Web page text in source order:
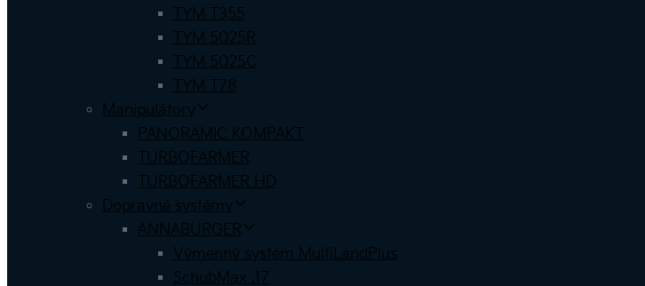
TYM T355
TYM 5025R
TYM 5025C
TYM T78
Manipulátory
PANORAMIC KOMPAKT
TURBOFARMER
TURBOFARMER HD
Dopravné systémy
ANNABURGER
Výmenný systém MultiLandPlus
SchubMax .17